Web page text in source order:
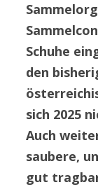
Schuhe
den
sich 2025
Auch
saubere,
gut